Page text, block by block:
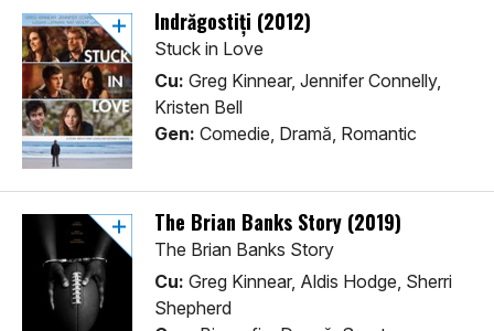
Îndrăgostiți (2012)
Stuck in Love
Cu: Greg Kinnear, Jennifer Connelly,
Kristen Bell
Gen: Comedie, Dramă, Romantic
The Brian Banks Story (2019)
The Brian Banks Story
Cu: Greg Kinnear, Aldis Hodge, Sherri
Shepherd